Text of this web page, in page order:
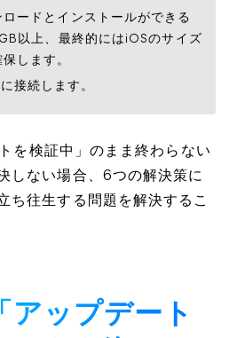
ードとインストールができる
以上、最終的にはiOSのサイズ
します。
接続します。
を検証中」のまま終わらない
しない場合、6つの解決策に
ち往生する問題を解決するこ
アップデート